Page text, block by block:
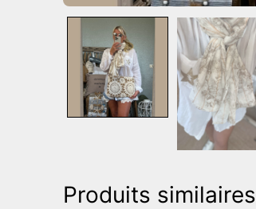
Produits similaires